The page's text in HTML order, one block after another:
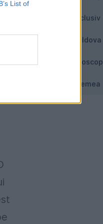
List of
Exclusiv
Moldova
Horoscop
Vremea